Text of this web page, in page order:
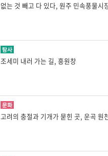
없는 것 빼고 다 있다, 원주 민속풍물시
탐사
조세미 내러 가는 길, 흥원창
문화
고려의 충절과 기개가 묻힌 곳, 운곡 원